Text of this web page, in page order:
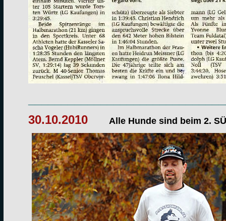
30.10.2010
Alle Hunde sind beim 2.